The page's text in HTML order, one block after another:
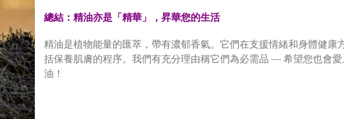
總結：精油亦是「精華」，昇華您的生活
精油是植物能量的匯萃，帶有濃郁香氣。它們在支援情緒和身體健康
括保養肌膚的程序。我們有充分理由稱它們為必需品 — 希望您也會
油！